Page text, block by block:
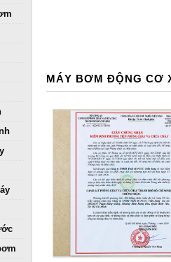
MÁY BƠM ĐỘNG CƠ